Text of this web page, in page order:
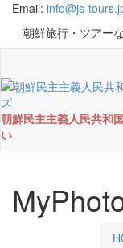
Email: info@js-
朝鮮旅行・ツアー
朝鮮民主主義人民共和
い